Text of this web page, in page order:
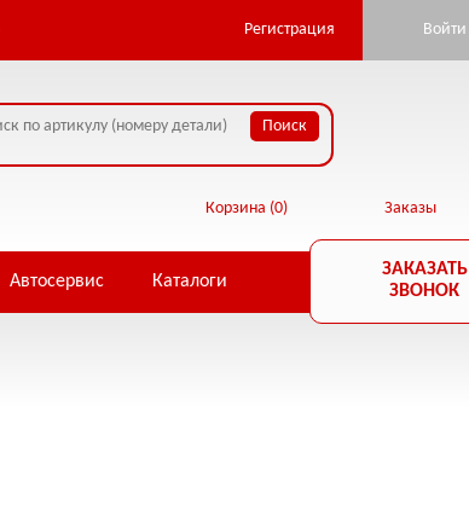
public_html/core/database.php:22) in
Регистрация Войти
Заказы
Корзина (0)
Автосервис Каталоги
ЗАКАЗАТЬ
ЗВОНОК